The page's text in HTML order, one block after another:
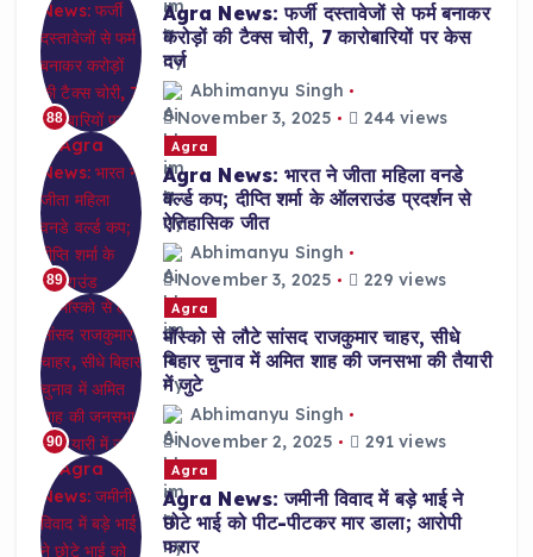
88
Agra News: फर्जी दस्तावेजों से फर्म बनाकर
करोड़ों की टैक्स चोरी, 7 कारोबारियों पर केस
दर्ज
Abhimanyu Singh
November 3, 2025
244 views
89
Agra
Agra News: भारत ने जीता महिला वनडे
वर्ल्ड कप; दीप्ति शर्मा के ऑलराउंड प्रदर्शन से
ऐतिहासिक जीत
Abhimanyu Singh
November 3, 2025
229 views
90
Agra
मॉस्को से लौटे सांसद राजकुमार चाहर, सीधे
बिहार चुनाव में अमित शाह की जनसभा की तैयारी
में जुटे
Abhimanyu Singh
November 2, 2025
291 views
Agra
Agra News: जमीनी विवाद में बड़े भाई ने
छोटे भाई को पीट-पीटकर मार डाला; आरोपी
फरार